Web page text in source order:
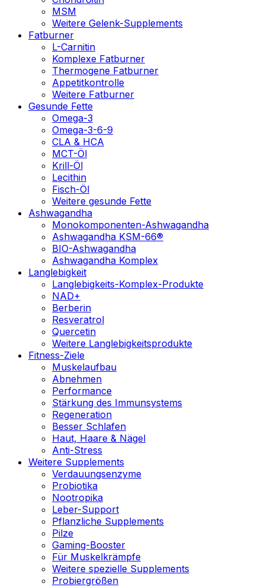
MSM
Weitere Gelenk-Supplements
Fatburner
L-Carnitin
Komplexe Fatburner
Thermogene Fatburner
Appetitkontrolle
Weitere Fatburner
Gesunde Fette
Omega-3
Omega-3-6-9
CLA & HCA
MCT-Öl
Krill-Öl
Lecithin
Fisch-Öl
Weitere gesunde Fette
Ashwagandha
Monokomponenten-Ashwagandha
Ashwagandha KSM-66®
BIO-Ashwagandha
Ashwagandha Komplex
Langlebigkeit
Langlebigkeits-Komplex-Produkte
NAD+
Berberin
Resveratrol
Quercetin
Weitere Langlebigkeitsprodukte
Fitness-Ziele
Muskelaufbau
Abnehmen
Performance
Stärkung des Immunsystems
Regeneration
Besser Schlafen
Haut, Haare & Nägel
Anti-Stress
Weitere Supplements
Verdauungsenzyme
Probiotika
Nootropika
Leber-Support
Pflanzliche Supplements
Pilze
Gaming-Booster
Für Muskelkrämpfe
Weitere spezielle Supplements
Probiergrößen